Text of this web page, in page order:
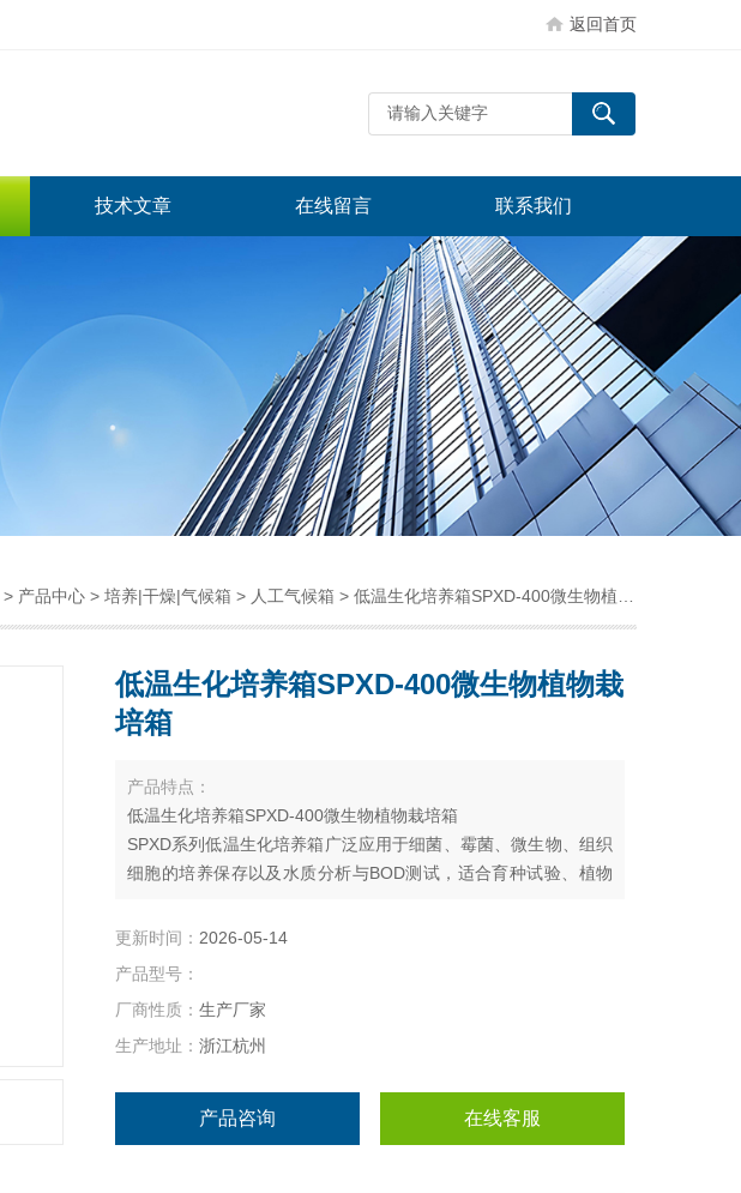
返回首页
技术文章 在线留言 联系我们
> 产品中心 > 培养|干燥|气候箱 > 人工气候箱 > 低温生化培养箱SPXD-400微生物植物栽培箱
低温生化培养箱SPXD-400微生物植物栽
培箱
产品特点：
低温生化培养箱SPXD-400微生物植物栽培箱
SPXD系列低温生化培养箱广泛应用于细菌、霉菌、微生物、组织
细胞的培养保存以及水质分析与BOD测试，适合育种试验、植物
牧等行业的科研机构、大专院校、生产单位或部门实验室的重要
更新时间： 2026-05-14
产品型号：
厂商性质： 生产厂家
生产地址： 浙江杭州
产品咨询 在线客服